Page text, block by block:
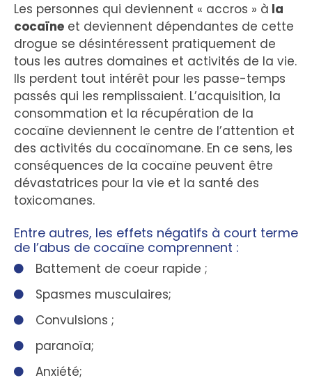
Les personnes qui deviennent « accros » à la
cocaïne et deviennent dépendantes de cette
drogue se désintéressent pratiquement de
tous les autres domaines et activités de la vie.
Ils perdent tout intérêt pour les passe-temps
passés qui les remplissaient. L’acquisition, la
consommation et la récupération de la
cocaïne deviennent le centre de l’attention et
des activités du cocaïnomane. En ce sens, les
conséquences de la cocaïne peuvent être
dévastatrices pour la vie et la santé des
toxicomanes.
Entre autres, les effets négatifs à court terme
de l’abus de cocaïne comprennent :​
Battement de coeur rapide ;
Spasmes musculaires;
Convulsions ;
paranoïa;
Anxiété;